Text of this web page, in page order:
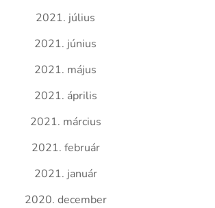
2021. július
2021. június
2021. május
2021. április
2021. március
2021. február
2021. január
2020. december